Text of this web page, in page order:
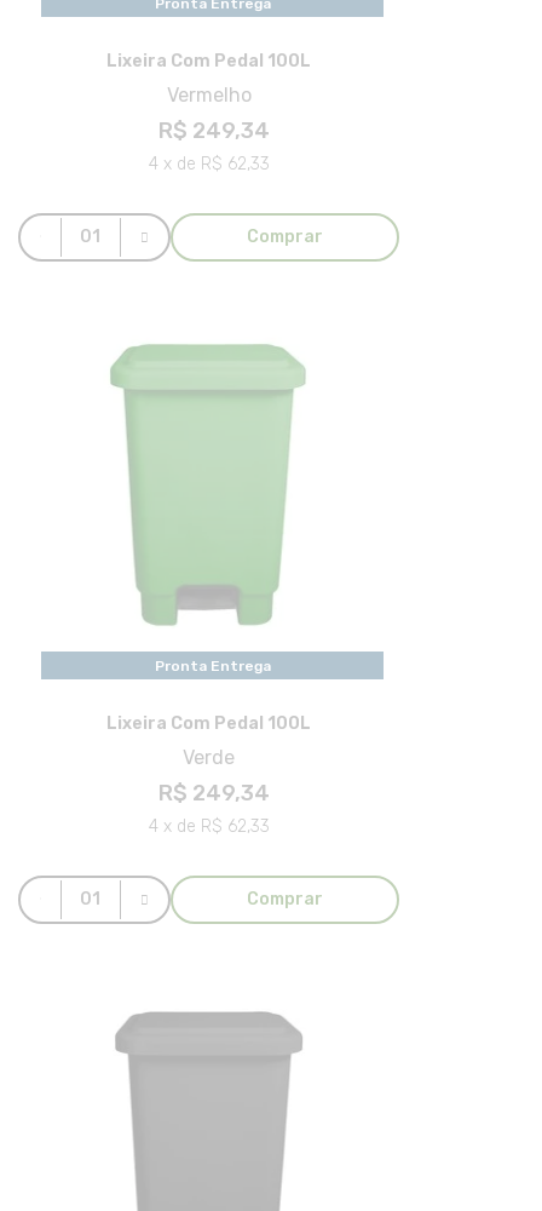
Lixeira Com Pedal 100L
Vermelho
R$ 249,34
4 x de R$ 62,33
Comprar
Pronta Entrega
Lixeira Com Pedal 100L
Verde
R$ 249,34
4 x de R$ 62,33
Comprar